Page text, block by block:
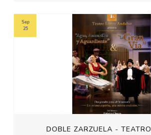
DOBLE ZARZUELA - TEATRO
Sep
25